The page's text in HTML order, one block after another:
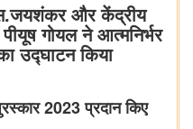
और केंद्रीय
गोयल ने आत्मनिर्भर
उद्घाटन किया
2023 प्रदान किए